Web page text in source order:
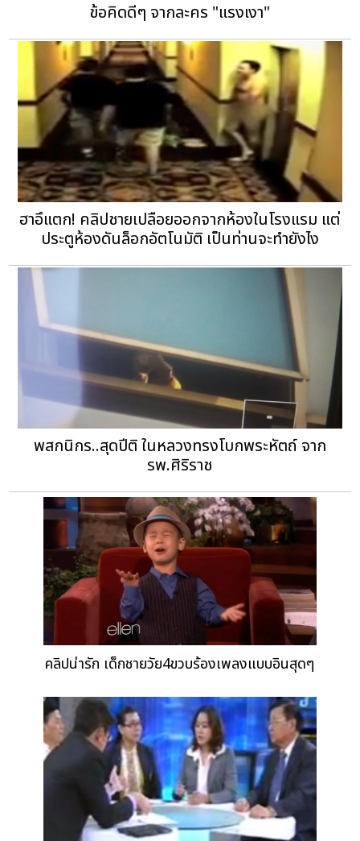
ข้อคิดดีๆ จากละคร "แรงเงา"
ฮาอึแตก! คลิปชายเปลือยออกจากห้องในโรงแรม แต่
ประตูห้องดันล็อกอัตโนมัติ เป็นท่านจะทำยังไง
พสกนิกร..สุดปีติ ในหลวงทรงโบกพระหัตถ์ จาก
รพ.ศิริราช
คลิปน่ารัก เด็กชายวัย4ขวบร้องเพลงแบบอินสุดๆ